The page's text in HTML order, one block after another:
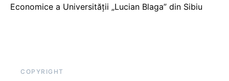
Economice a Universității „Lucian Blaga” din Sibiu
COPYRIGHT